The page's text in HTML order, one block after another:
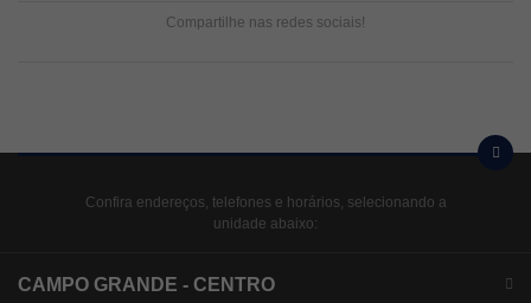
Compartilhe nas redes sociais!
Confira endereços, telefones e horários, selecionando a
unidade abaixo:
CAMPO GRANDE - CENTRO